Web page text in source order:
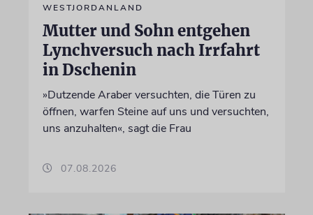
WESTJORDANLAND
Mutter und Sohn entgehen
Lynchversuch nach Irrfahrt
in Dschenin
»Dutzende Araber versuchten, die Türen zu
öffnen, warfen Steine auf uns und versuchten,
uns anzuhalten«, sagt die Frau
07.08.2026